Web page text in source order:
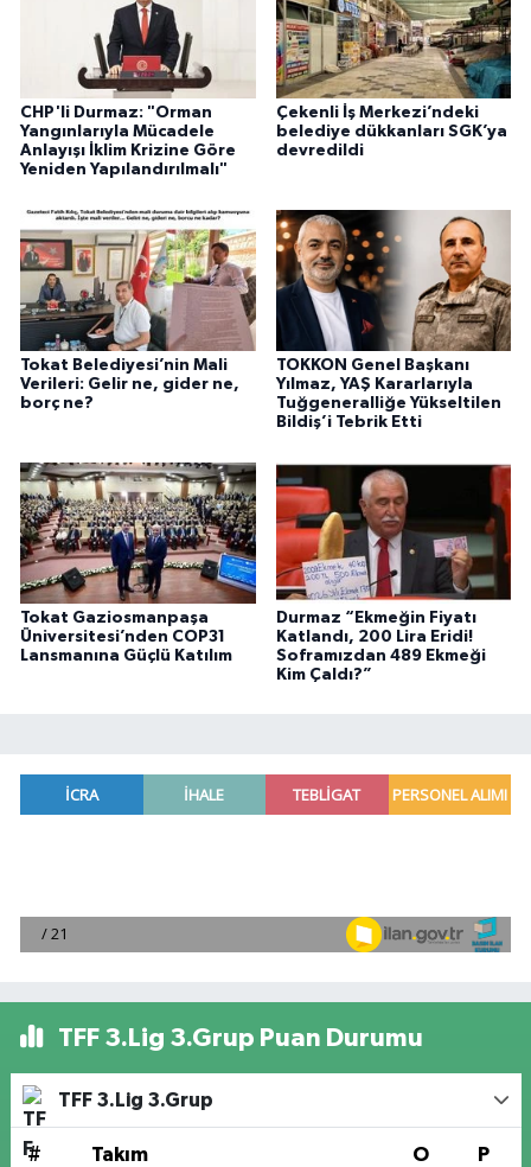
CHP'li Durmaz: "Orman
Yangınlarıyla Mücadele
Anlayışı İklim Krizine Göre
Yeniden Yapılandırılmalı"
Çekenli İş Merkezi’ndeki
belediye dükkanları SGK’ya
devredildi
Tokat Belediyesi’nin Mali
Verileri: Gelir ne, gider ne,
borç ne?
TOKKON Genel Başkanı
Yılmaz, YAŞ Kararlarıyla
Tuğgeneralliğe Yükseltilen
Bildiş’i Tebrik Etti
Tokat Gaziosmanpaşa
Üniversitesi’nden COP31
Lansmanına Güçlü Katılım
Durmaz “Ekmeğin Fiyatı
Katlandı, 200 Lira Eridi!
Soframızdan 489 Ekmeği
Kim Çaldı?”
TFF 3.Lig 3.Grup Puan Durumu
TFF 3.Lig 3.Grup
# Takım O P